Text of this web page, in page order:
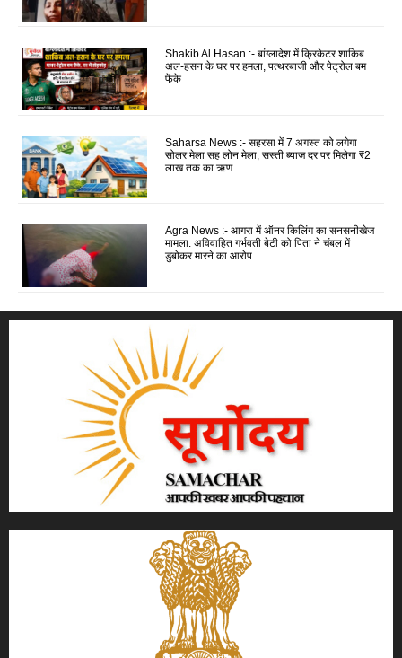
Shakib Al Hasan :- बांग्लादेश में क्रिकेटर शाकिब
अल-हसन के घर पर हमला, पत्थरबाजी और पेट्रोल बम
फेंके
Saharsa News :- सहरसा में 7 अगस्त को लगेगा
सोलर मेला सह लोन मेला, सस्ती ब्याज दर पर मिलेगा ₹2
लाख तक का ऋण
Agra News :- आगरा में ऑनर किलिंग का सनसनीखेज
मामला: अविवाहित गर्भवती बेटी को पिता ने चंबल में
डुबोकर मारने का आरोप